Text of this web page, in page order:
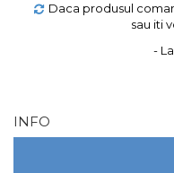
Daca produsul
sau iti
-
INFO